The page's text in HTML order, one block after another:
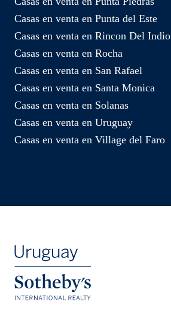
Casas en venta en Punta del Este
Casas en venta en Rincon Del Indio
Casas en venta en Rocha
Casas en venta en San Rafael
Casas en venta en Santa Monica
Casas en venta en Solanas
Casas en venta en Uruguay
Casas en venta en Village del Faro